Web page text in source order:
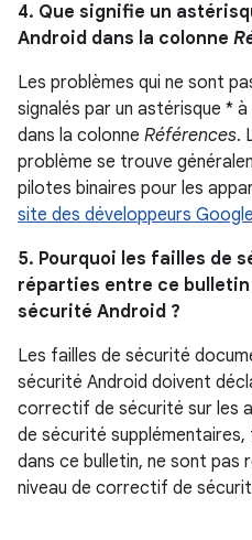
4. Que signifie un
Android dans la colonne
Les problèmes qui ne sont
signalés par un astérisque *
dans la colonne Références.
problème se trouve
pilotes binaires pour les
site des développeurs Google
5. Pourquoi les failles de
réparties entre ce
sécurité Android ?
Les failles de sécurité
sécurité Android doivent
correctif de sécurité sur les
de sécurité
dans ce bulletin, ne sont pas
niveau de correctif de